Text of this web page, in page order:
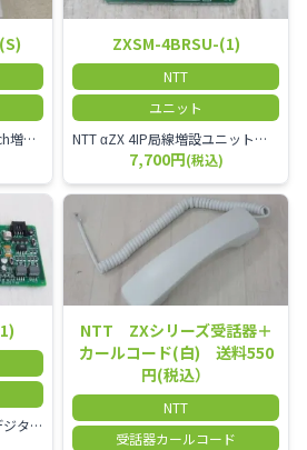
NTT αZX シリーズ スター1ch増設接続装置 コードレス接続用アンテナ ZX-DCL-S1CS-1M ZX-DCL-PS等と組み合わせて使用します。 ZX-DCL-PSを複数台接続できますが同時に通話できるのは１台のみです。
ZXSM-4BRSU-(1)
NTT
ユニット
NTT αZX 4IP局線増設ユニット ひかり電話オフィスタイプで4ch以上にしたい場合必要となるユニットです。
7,700円(税込)
ZXSM-1IDSICOU-(1) 1デジタル局線ユニット
NTT ZXシリーズ受話器＋
カールコード(白) 送料550
円(税込）
NTT
受話器カールコード